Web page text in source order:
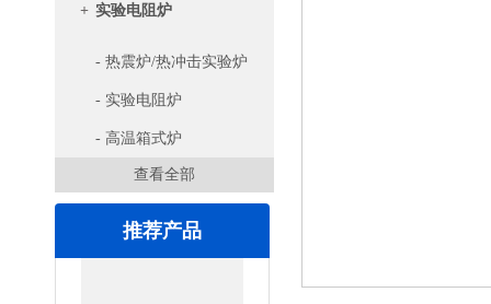
+ 实验电阻炉
- 热震炉/热冲击实验炉
- 实验电阻炉
- 高温箱式炉
查看全部
推荐产品